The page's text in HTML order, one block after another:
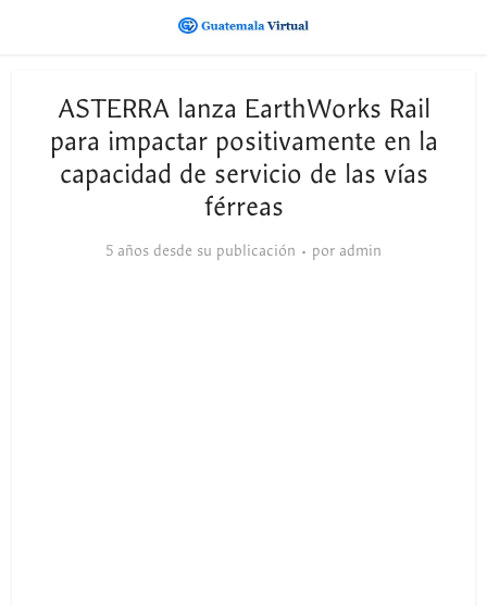
ASTERRA lanza EarthWorks Rail
para impactar positivamente en la
capacidad de servicio de las vías
férreas
5 años desde su publicación por admin